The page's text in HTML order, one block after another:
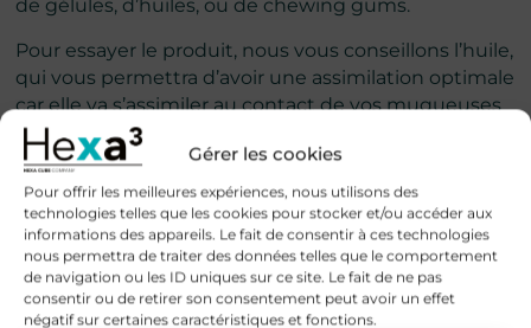
Gérer les cookies
Pour offrir les meilleures expériences, nous utilisons des
technologies telles que les cookies pour stocker et/ou accéder aux
informations des appareils. Le fait de consentir à ces technologies
nous permettra de traiter des données telles que le comportement
de navigation ou les ID uniques sur ce site. Le fait de ne pas
consentir ou de retirer son consentement peut avoir un effet
négatif sur certaines caractéristiques et fonctions.
de gélules, d’huiles, ou de chewing gums.
Pour essayer le produit, nous vous conseillons l’huile,
qui vous permettra d’avoir une assimilation optimale
car elle va s’assimiler au contact de vos muqueuses
(sous la langue).
Il faut garder l’huile entre
sous la langueafin qu’elle agisse correctement.
Les effets surviennent environ 15 à 30 minutes
après la prise.
Quel dosage est adapté pour moi ? Quand